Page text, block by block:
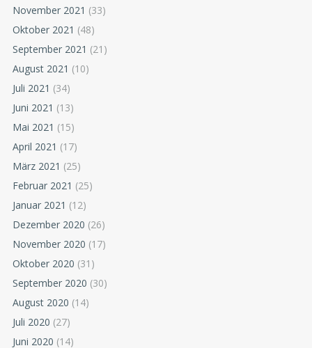
November 2021 (33)
Oktober 2021 (48)
September 2021 (21)
August 2021 (10)
Juli 2021 (34)
Juni 2021 (13)
Mai 2021 (15)
April 2021 (17)
März 2021 (25)
Februar 2021 (25)
Januar 2021 (12)
Dezember 2020 (26)
November 2020 (17)
Oktober 2020 (31)
September 2020 (30)
August 2020 (14)
Juli 2020 (27)
Juni 2020 (14)